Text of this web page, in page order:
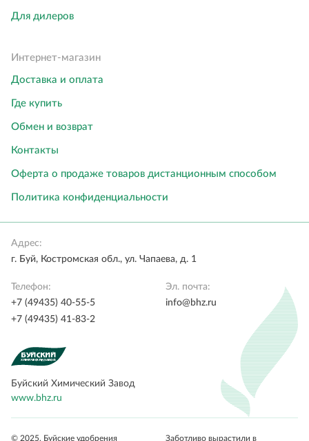
Для дилеров
Интернет-магазин
Доставка и оплата
Где купить
Обмен и возврат
Контакты
Оферта о продаже товаров дистанционным способом
Политика конфиденциальности
Адрес:
г. Буй, Костромская обл., ул. Чапаева, д. 1
Телефон:
+7 (49435) 40-55-5
+7 (49435) 41-83-2
Эл. почта:
info@bhz.ru
Буйский Химический Завод
www.bhz.ru
© 2025. Буйские удобрения Заботливо вырастили в